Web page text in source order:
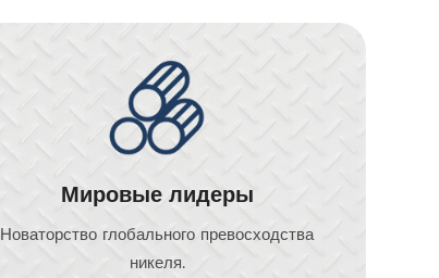
Мировые лидеры
Новаторство глобального превосходства
никеля.